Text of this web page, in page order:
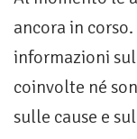
ancora in
informazioni
coinvolte né
sulle cause e